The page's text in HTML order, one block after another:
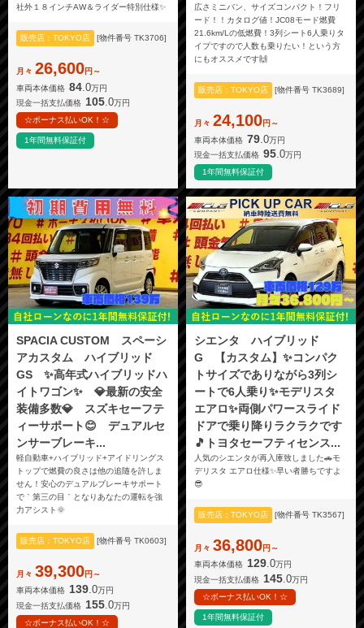
社外１８インチAW＆ライダー特別仕様✨
販売店：TOKYO店 [物件番号 TK3706]
月々 26,600円～
車両本体価格 84 .0万円
現金一括支払価格 105.0万円
☆ボーナス払いOK！☆
1年間無料保証付
広さミニバン、サイズコンパクト！フリ
ード！！カタログ値！JC08モード燃費
21.6km/Lの低燃費！3列シート6人乗りタ
イプですので人数も乗りたい！という方
にもオススメです🙌
販売店：TOKYO店 [物件番号 TK3689]
月々 24,100円～
車両本体価格 79 .0万円
現金一括支払価格 95.0万円
1年間無料保証付
SPACIA CUSTOM スペーシ
アカスタム ハイブリッド
GS ✨高年式ハイブリッドハ
イトワゴン✨ 💎最新の安全
装備多数💎 スズキセーフテ
ィーサポート😊 デュアルセ
ンサーブレーキ...
軽自動車+ハイブリッド+アイドリングス
トップで燃費の良さは他の追随を許しま
せん！安心のデュアルブレーキサポート
で｀第三の目｀となりあなたの運転を強
力アシスト🌞
販売店：TOKYO店 [物件番号 TK0603]
月々 39,300円～
車両本体価格 139.0万円
現金一括支払価格 155 .0万円
☆ボーナス払いOK！☆
シエンタ ハイブリッド
G 【カスタム】✨コンパク
トサイズでありながら3列シ
ートで6人乗り✨モデリスタ
エアロ✨両側パワースライド
ドアで乗り降りラクラクです
🎵トヨタセーフティセンス...
人気のシエンタが再入庫致しました🚗モ
デリスタ エアロ仕様✨早い者勝ちですよ
😎
販売店：TOKYO店 [物件番号 TK3567]
月々 36,800円～
車両本体価格 129.0万円
現金一括支払価格 145 .0万円
☆ボーナス払いOK！☆
1年間無料保証付